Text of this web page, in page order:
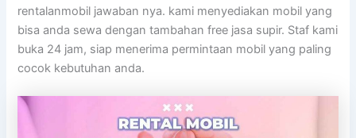
rentalanmobil jawaban nya. kami menyediakan mobil yang
bisa anda sewa dengan tambahan free jasa supir. Staf kami
buka 24 jam, siap menerima permintaan mobil yang paling
cocok kebutuhan anda.